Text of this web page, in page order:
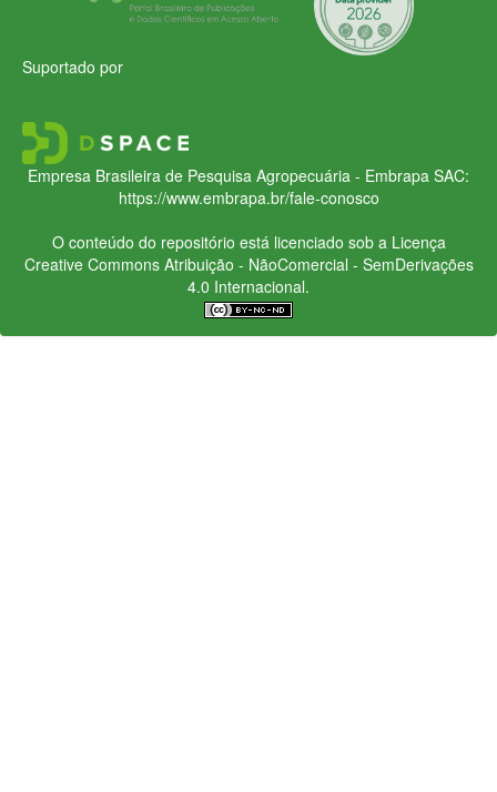
Suportado por
Empresa Brasileira de Pesquisa Agropecuária - Embrapa SAC:
https://www.embrapa.br/fale-conosco
O conteúdo do repositório está licenciado sob a Licença
Creative CommonsAtribuição - NãoComercial - SemDerivações
4.0 Internacional.